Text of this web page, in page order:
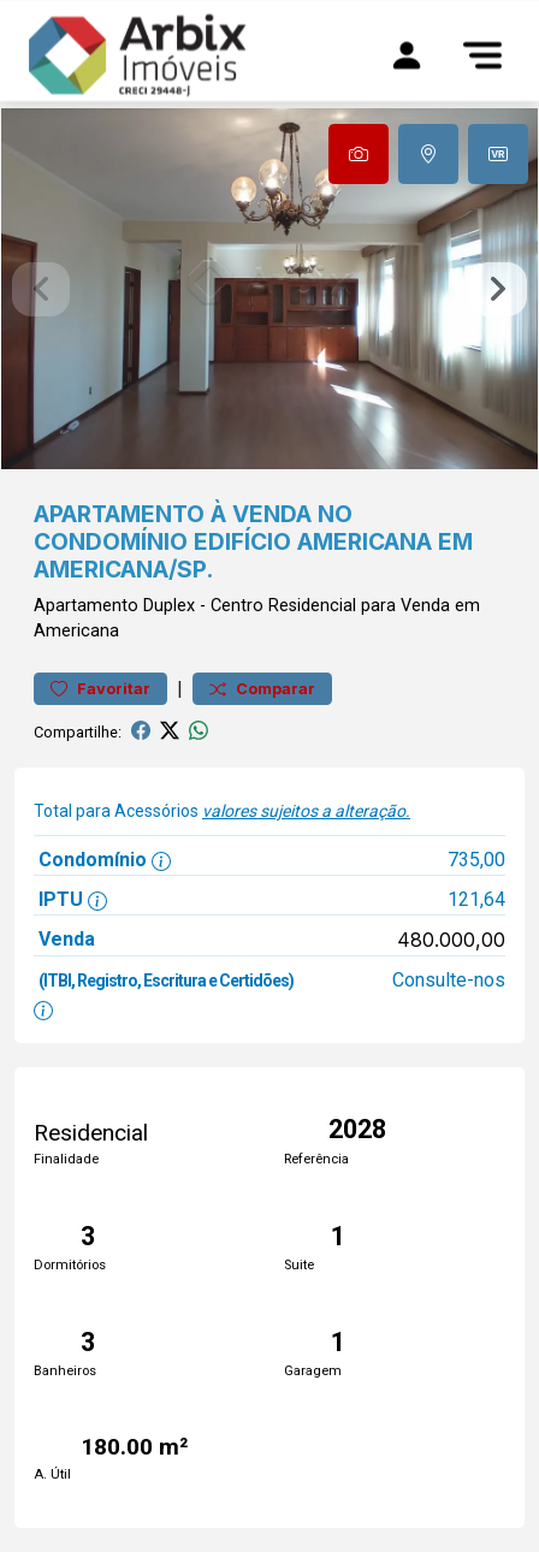
APARTAMENTO À VENDA NO
CONDOMÍNIO EDIFÍCIO AMERICANA EM
AMERICANA/SP.
Apartamento Duplex - Centro Residencial para Venda em
Americana
Favoritar | Comparar
Compartilhe:
Total para Acessórios valores sujeitos a alteração.
Condomínio
735,00
IPTU
121,64
Venda
480.000,00
(ITBI, Registro, Escritura e Certidões) Consulte-nos
Residencial
Finalidade
2028
Referência
3
Dormitórios
1
Suite
3
Banheiros
1
Garagem
180.00 m²
A. Útil